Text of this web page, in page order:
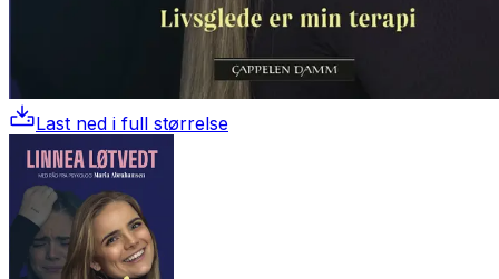
Last ned i full størrelse